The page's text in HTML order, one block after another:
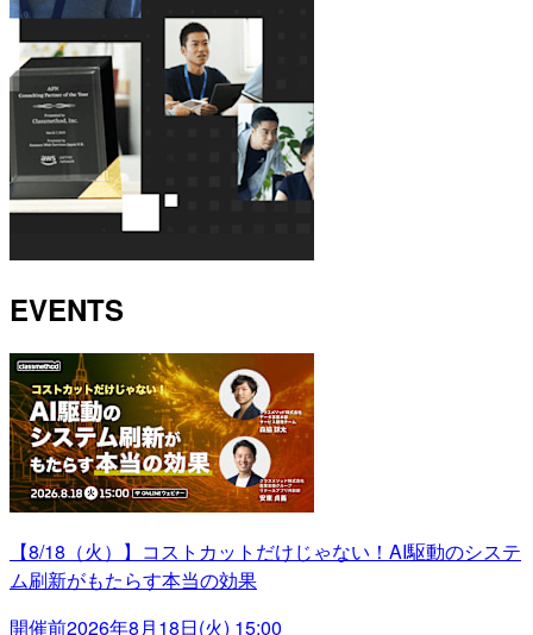
EVENTS
【8/18（火）】コストカットだけじゃない！AI駆動のシステ
ム刷新がもたらす本当の効果
開催前2026年8月18日(火) 15:00